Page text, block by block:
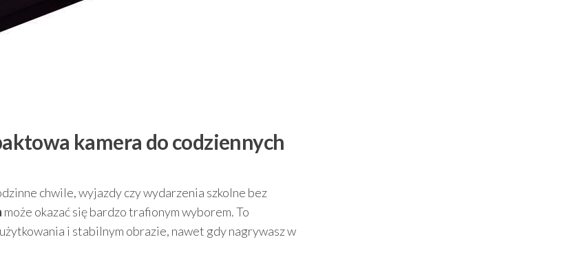
kamera do codziennych
chwile, wyjazdy czy wydarzenia szkolne bez
może okazać się bardzo trafionym wyborem. To
i stabilnym obrazie, nawet gdy nagrywasz w